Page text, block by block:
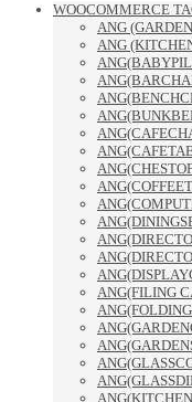
WOOCOMMERCE
ANG
ANG
ANG(FILING